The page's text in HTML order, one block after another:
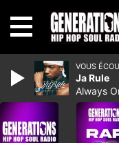
VOUS
Ja Rule
Always